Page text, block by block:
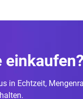
in Echtzeit,